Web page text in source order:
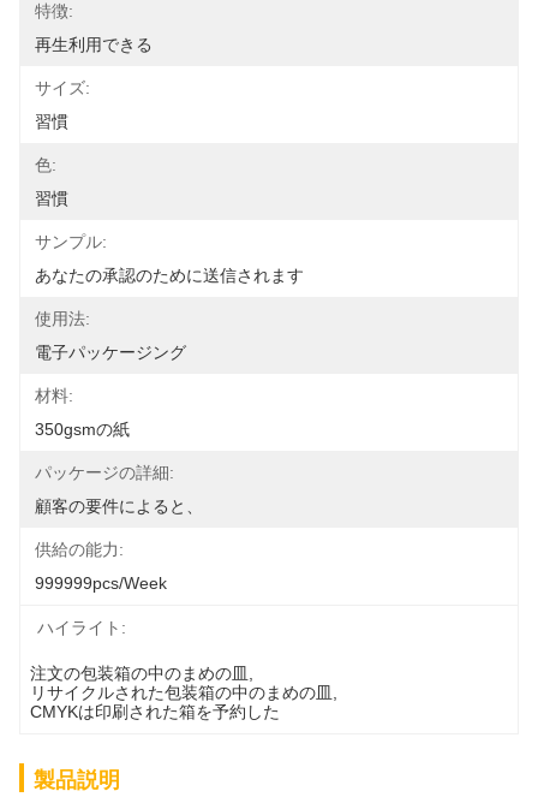
特徴:
再生利用できる
サイズ:
習慣
色:
習慣
サンプル:
あなたの承認のために送信されます
使用法:
電子パッケージング
材料:
350gsmの紙
パッケージの詳細:
顧客の要件によると、
供給の能力:
999999pcs/week
ハイライト:
注文の包装箱の中のまめの皿
リサイクルされた包装箱の中のまめの皿
CMYKは印刷された箱を予約した
製品説明